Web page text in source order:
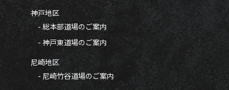
神戸地区
- 総本部道場のご案内
- 神戸東道場のご案内
尼崎地区
- 尼崎竹谷道場のご案内